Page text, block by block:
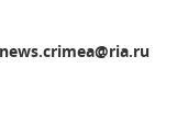
news.crimea@ria.ru